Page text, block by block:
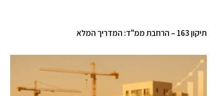
תיקון 163 – הרחבת ממ"ד: המדריך המלא